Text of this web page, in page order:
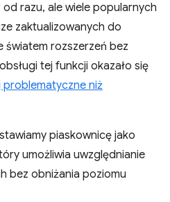
od razu, ale wiele popularnych
zaktualizowanych do
światem rozszerzeń bez
tej funkcji okazało się
problematyczne niż
piaskownicę jako
umożliwia uwzględnianie
bez obniżania poziomu